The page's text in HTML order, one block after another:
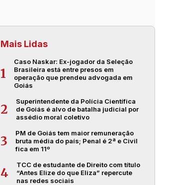
Mais Lidas
1
Caso Naskar: Ex-jogador da Seleção
Brasileira está entre presos em
operação que prendeu advogada em
Goiás
2
Superintendente da Polícia Científica
de Goiás é alvo de batalha judicial por
assédio moral coletivo
3
PM de Goiás tem maior remuneração
bruta média do país; Penal é 2ª e Civil
fica em 11º
4
TCC de estudante de Direito com título
“Antes Elize do que Eliza” repercute
nas redes sociais